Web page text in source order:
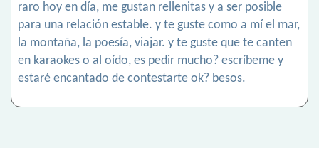
raro hoy en día, me gustan rellenitas y a ser posible
para una relación estable. y te guste como a mí el mar,
la montaña, la poesía, viajar. y te guste que te canten
en karaokes o al oído, es pedir mucho? escríbeme y
estaré encantado de contestarte ok? besos.